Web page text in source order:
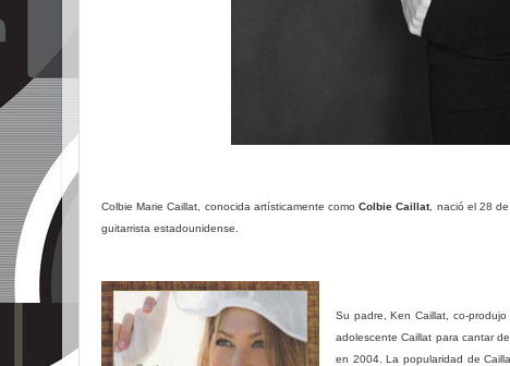
Colbie Marie Caillat, conocida artísticamente comoColbie Caillat, nació el 28
guitarrista estadounidense.
Su padre, Ken Caillat, co-
adolescente Caillat para cantar
en 2004.La popularidad de